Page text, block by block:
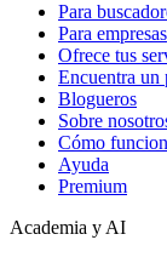
Para
Para empresas
Ofrece tus
Encuentra un
Blogueros
Sobre
Cómo
Ayuda
Premium
Academia y AI